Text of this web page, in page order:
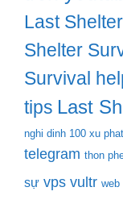
Last
Shelter
Survival
tips Last
nghi dinh 100 xu
telegram thon
sự vps vultr web